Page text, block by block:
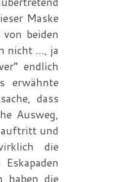
Maske
beiden
nicht ..., ja
endlich
erwähnte
dass
Ausweg,
auftritt und
die
haben die